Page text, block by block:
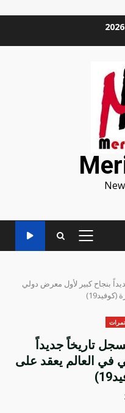
PRIMARY
بنجاح كبير لأول معرض دولي
تاريخاً جديداً
في العالم يعقد على